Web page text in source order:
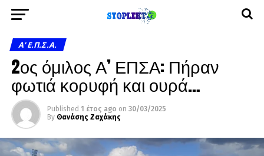
A' Ε.Π.Σ.Α.
2ος όμιλος Α’ ΕΠΣΑ: Πήραν
φωτιά κορυφή και ουρά…
Published 1 έτος ago on 30/03/2025
By Θανάσης Ζαχάκης